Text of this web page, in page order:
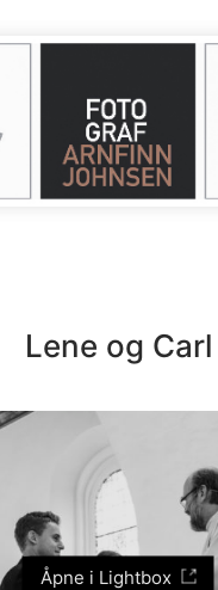
Lene og Carl
Åpne i Lightbox